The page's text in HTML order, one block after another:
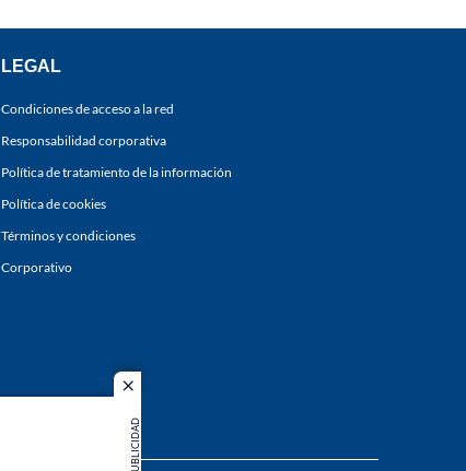
close
PUBLICIDAD
LEGAL
Condiciones de acceso a la red
Responsabilidad corporativa
Política de tratamiento de la información
Política de cookies
Términos y condiciones
Corporativo